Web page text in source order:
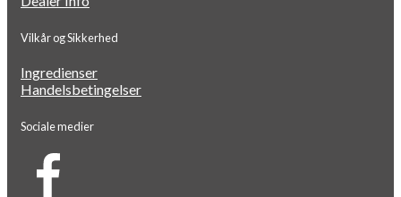
Vilkår og Sikkerhed
Ingredienser
Handelsbetingelser
Sociale medier